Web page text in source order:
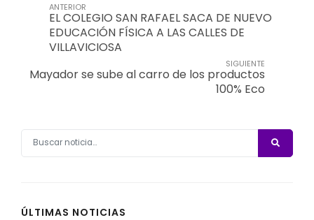
ANTERIOR
EL COLEGIO SAN RAFAEL SACA DE NUEVO
EDUCACIÓN FÍSICA A LAS CALLES DE
VILLAVICIOSA
SIGUIENTE
Mayador se sube al carro de los productos
100% Eco
ÚLTIMAS NOTICIAS